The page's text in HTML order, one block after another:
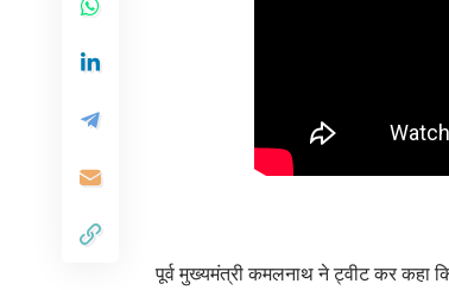
पूर्व मुख्यमंत्री कमलनाथ ने ट्वीट कर कहा